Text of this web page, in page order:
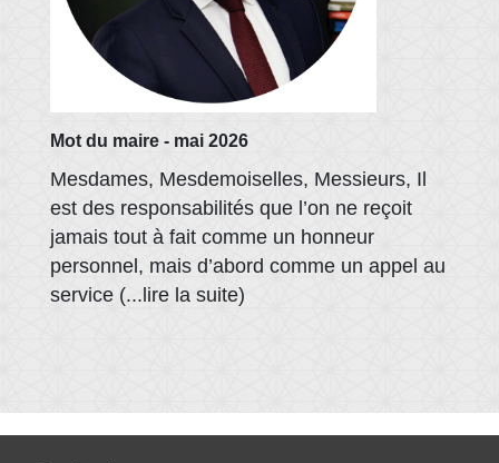
Mot du maire - mai 2026
Mesdames, Mesdemoiselles, Messieurs, Il
est des responsabilités que l’on ne reçoit
jamais tout à fait comme un honneur
personnel, mais d’abord comme un appel au
service (...lire la suite)